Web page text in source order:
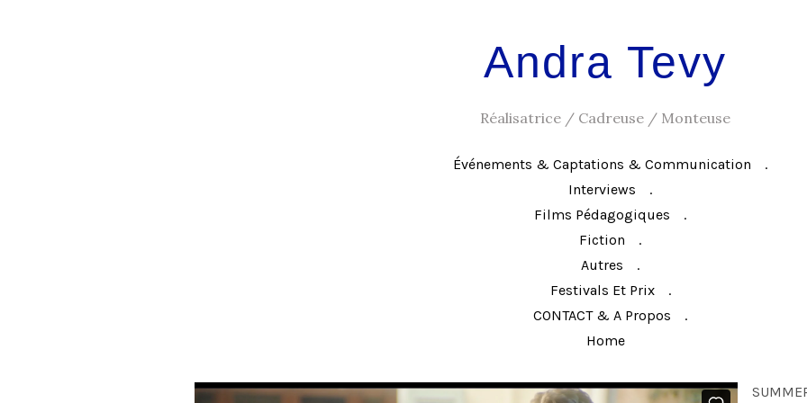
Andra Tevy
Réalisatrice / Cadreuse / Monteuse
Événements & Captations & Communication
Interviews
Films Pédagogiques
Fiction
Autres
Festivals Et Prix
CONTACT & A Propos
Home